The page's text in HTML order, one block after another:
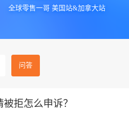
全球零售一哥 美国站&加拿大站
问答
被拒怎么申诉？